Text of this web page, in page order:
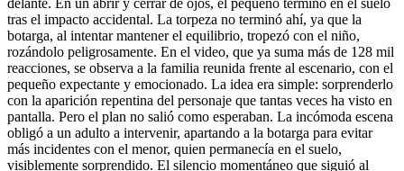
tras el impacto accidental. La torpeza no terminó ahí, ya que la
botarga, al intentar mantener el equilibrio, tropezó con el niño,
rozándolo peligrosamente. En el video, que ya suma más de 128 mil
reacciones, se observa a la familia reunida frente al escenario, con el
pequeño expectante y emocionado. La idea era simple: sorprenderlo
con la aparición repentina del personaje que tantas veces ha visto en
pantalla. Pero el plan no salió como esperaban. La incómoda escena
obligó a un adulto a intervenir, apartando a la botarga para evitar
más incidentes con el menor, quien permanecía en el suelo,
visiblemente sorprendido. El silencio momentáneo que siguió al